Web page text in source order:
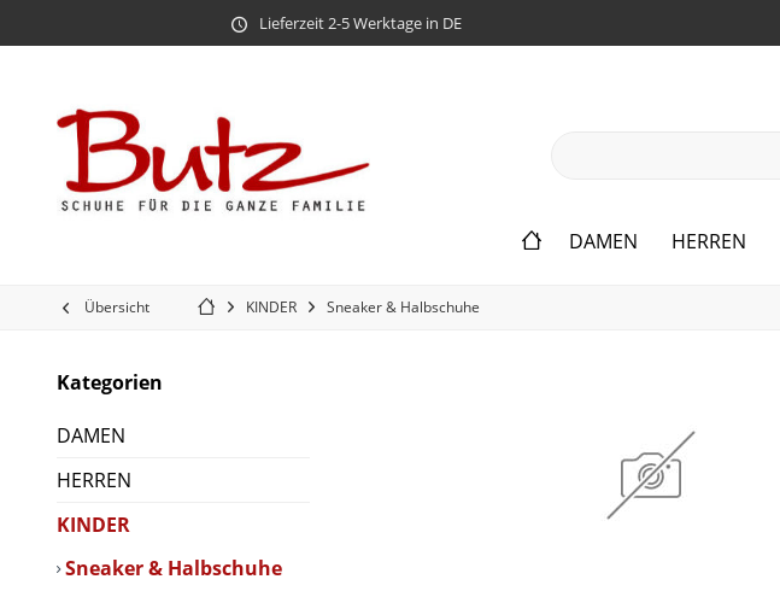
Lieferzeit 2-5 Werktage in DE
DAMEN HERREN
Übersicht KINDER Sneaker & Halbschuhe
Kategorien
DAMEN
HERREN
KINDER
Sneaker & Halbschuhe